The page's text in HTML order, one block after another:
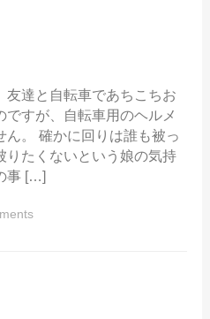
友達と自転車であちこちお
すが、自転車用のヘルメ
ん。 確かに回りは誰も被っ
りたくないという娘の気持
事 […]